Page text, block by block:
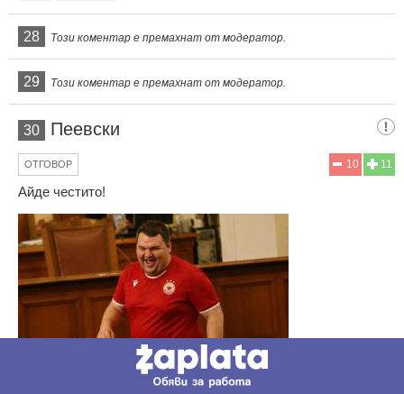
28 Този коментар е премахнат от модератор.
29 Този коментар е премахнат от модератор.
30 Пеевски
11
10
ОТГОВОР
Айде честито!